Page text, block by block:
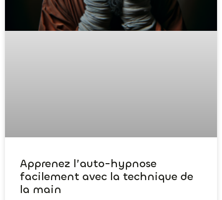
Apprenez l’auto-hypnose
facilement avec la technique de
la main